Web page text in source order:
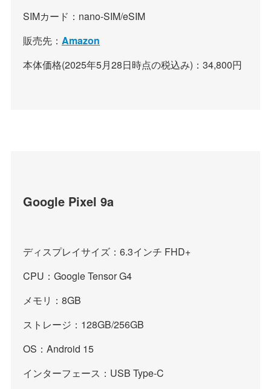
SIMカード：nano-SIM/eSIM
販売先： Amazon
本体価格(2025年5月28日時点の税込み)：34,800円
Google Pixel 9a
ディスプレイサイズ：6.3インチ FHD+
CPU：Google Tensor G4
メモリ：8GB
ストレージ：128GB/256GB
OS：Android 15
インターフェース：USB Type-C